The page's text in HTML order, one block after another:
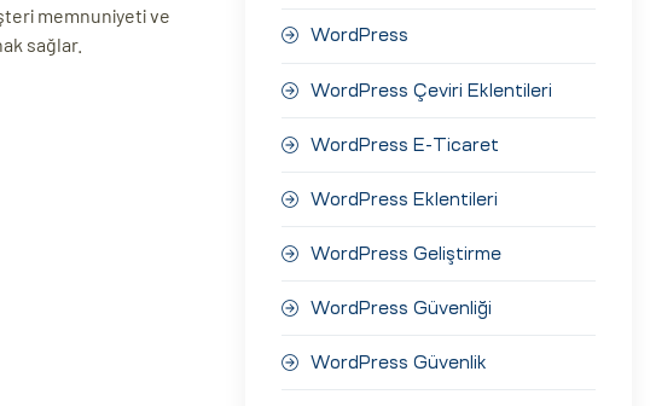
memnuniyeti ve
sağlar.
WordPress
WordPress Çeviri Eklentileri
WordPress E-Ticaret
WordPress Eklentileri
WordPress Geliştirme
WordPress Güvenliği
WordPress Güvenlik